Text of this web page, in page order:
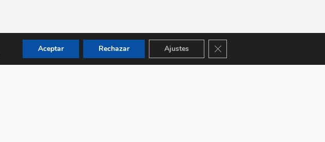
Aceptar Rechazar Ajustes Cerrar el banner de cookies RGPD